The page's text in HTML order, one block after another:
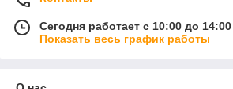
Сегодня работает с 10:00 до 14:00
Показать весь график работы